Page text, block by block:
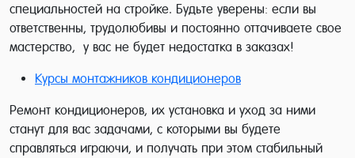
специальностей на стройке. Будьте уверены: если вы
ответственны, трудолюбивы и постоянно оттачиваете свое
мастерство, у вас не будет недостатка в заказах!
Курсы монтажников кондиционеров
Ремонт кондиционеров, их установка и уход за ними
станут для вас задачами, с которыми вы будете
справляться играючи, и получать при этом стабильный